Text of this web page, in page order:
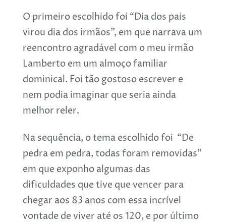
O primeiro escolhido foi “Dia dos pais
virou dia dos irmãos”, em que narrava um
reencontro agradável com o meu irmão
Lamberto em um almoço familiar
dominical. Foi tão gostoso escrever e
nem podia imaginar que seria ainda
melhor reler.
Na sequência, o tema escolhido foi “De
pedra em pedra, todas foram removidas”
em que exponho algumas das
dificuldades que tive que vencer para
chegar aos 83 anos com essa incrível
vontade de viver até os 120, e por último